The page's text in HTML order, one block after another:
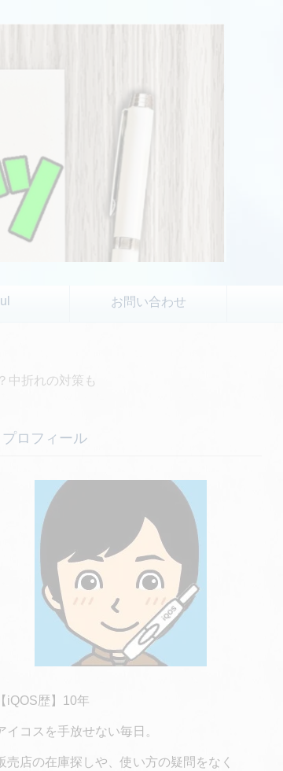
お問い合わせ
中折れの対策も
プロフィール
【iQOS歴】10年
イコスを手放せない毎日。
売店の在庫探しや、使い方の疑問をなく